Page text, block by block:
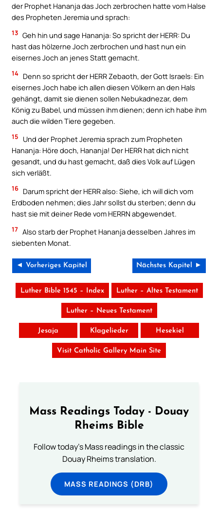
der Prophet Hananja das Joch zerbrochen hatte vom Halse
des Propheten Jeremia und sprach:
13 Geh hin und sage Hananja: So spricht der HERR: Du
hast das hölzerne Joch zerbrochen und hast nun ein
eisernes Joch an jenes Statt gemacht.
14 Denn so spricht der HERR Zebaoth, der Gott Israels: Ein
eisernes Joch habe ich allen diesen Völkern an den Hals
gehängt, damit sie dienen sollen Nebukadnezar, dem
König zu Babel, und müssen ihm dienen; denn ich habe ihm
auch die wilden Tiere gegeben.
15
Und der Prophet Jeremia sprach zum Propheten
Hananja: Höre doch, Hananja! Der HERR hat dich nicht
gesandt, und du hast gemacht, daß dies Volk auf Lügen
sich verläßt.
16 Darum spricht der HERR also: Siehe, ich will dich vom
Erdboden nehmen; dies Jahr sollst du sterben; denn du
hast sie mit deiner Rede vom HERRN abgewendet.
17 Also starb der Prophet Hananja desselben Jahres im
siebenten Monat.
◄ Vorheriges Kapitel Nächstes Kapitel ►
Luther Bible 1545 – Index Luther – Altes Testament
Luther – Neues Testament
Jesaja Klagelieder Hesekiel
Visit Catholic Gallery Main Site
Mass Readings Today - Douay
Rheims Bible
Follow today's Mass readings in the classic
Douay Rheims translation.
MASS READINGS (DRB)